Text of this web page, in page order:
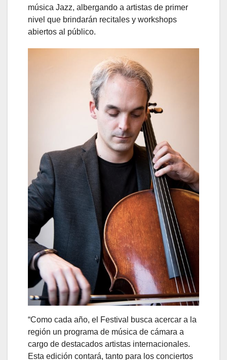
música Jazz, albergando a artistas de primer
nivel que brindarán recitales y workshops
abiertos al público.
“Como cada año, el Festival busca acercar a la
región un programa de música de cámara a
cargo de destacados artistas internacionales.
Esta edición contará, tanto para los conciertos